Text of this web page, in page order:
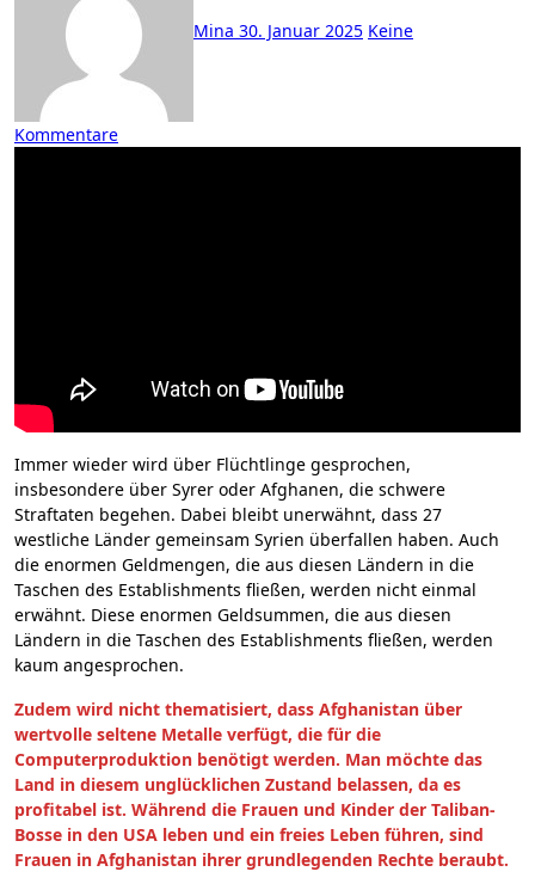
Mina 30. Januar 2025 Keine
Kommentare
Immer wieder wird über Flüchtlinge gesprochen,
insbesondere über Syrer oder Afghanen, die schwere
Straftaten begehen. Dabei bleibt unerwähnt, dass 27
westliche Länder gemeinsam Syrien überfallen haben. Auch
die enormen Geldmengen, die aus diesen Ländern in die
Taschen des Establishments fließen, werden nicht einmal
erwähnt. Diese enormen Geldsummen, die aus diesen
Ländern in die Taschen des Establishments fließen, werden
kaum angesprochen.
Zudem wird nicht thematisiert, dass Afghanistan über
wertvolle seltene Metalle verfügt, die für die
Computerproduktion benötigt werden. Man möchte das
Land in diesem unglücklichen Zustand belassen, da es
profitabel ist. Während die Frauen und Kinder der Taliban-
Bosse in den USA leben und ein freies Leben führen, sind
Frauen in Afghanistan ihrer grundlegenden Rechte beraubt.